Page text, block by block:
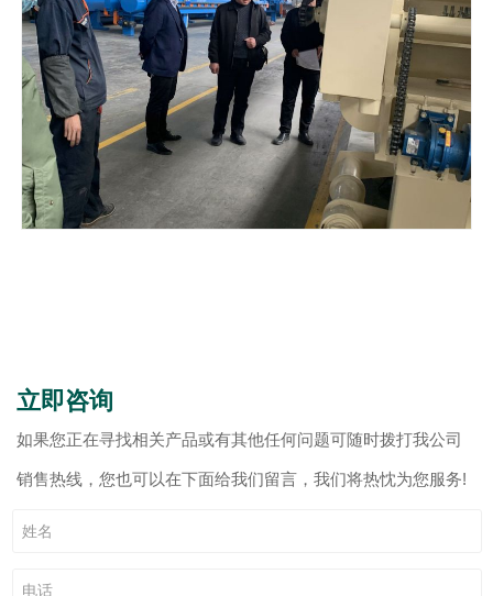
立即咨询
如果您正在寻找相关产品或有其他任何问题可随时拨打我公司
销售热线，您也可以在下面给我们留言，我们将热忱为您服务!